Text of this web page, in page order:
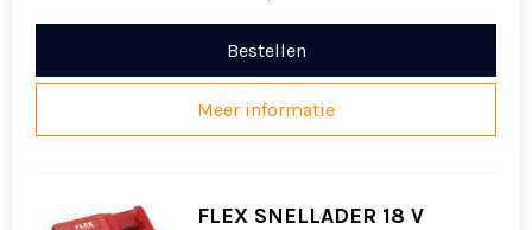
Bestellen
Meer informatie
FLEX SNELLADER 18 V